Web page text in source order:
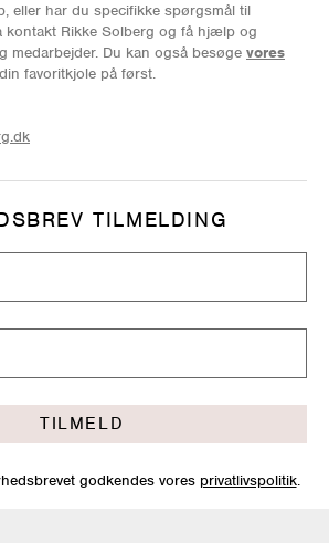
eller har du specifikke spørgsmål til
kontakt Rikke Solberg og få hjælp og
medarbejder. Du kan også besøge vores
favoritkjole på først.
TILMELDING
TILMELD
godkendes vores privatlivspolitik.